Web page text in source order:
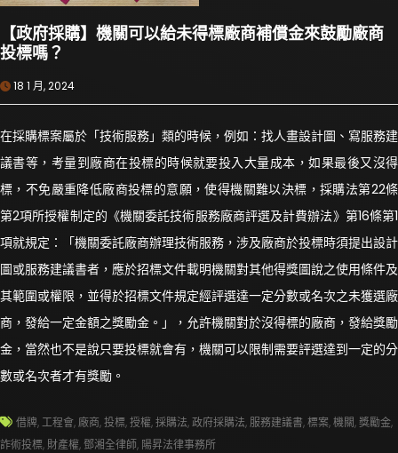
【政府採購】機關可以給未得標廠商補償金來鼓勵廠商
投標嗎？
18 1 月, 2024
在採購標案屬於「技術服務」類的時候，例如：找人畫設計圖、寫服務建
議書等，考量到廠商在投標的時候就要投入大量成本，如果最後又沒得
標，不免嚴重降低廠商投標的意願，使得機關難以決標，採購法第22條
第2項所授權制定的《機關委託技術服務廠商評選及計費辦法》第16條第1
項就規定：「機關委託廠商辦理技術服務，涉及廠商於投標時須提出設計
圖或服務建議書者，應於招標文件載明機關對其他得獎圖說之使用條件及
其範圍或權限，並得於招標文件規定經評選達一定分數或名次之未獲選廠
商，發給一定金額之獎勵金。」，允許機關對於沒得標的廠商，發給獎勵
金，當然也不是說只要投標就會有，機關可以限制需要評選達到一定的分
數或名次者才有獎勵。
借牌,工程會,廠商,投標,授權,採購法,政府採購法,服務建議書,標案,機關,獎勵金,
詐術投標, 財產權, 鄧湘全律師, 陽昇法律事務所